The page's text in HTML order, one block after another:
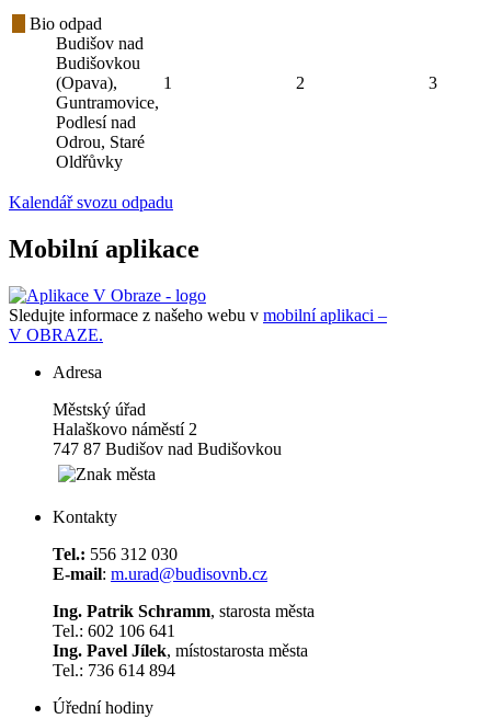
Bio odpad
Budišov nad
Budišovkou
(Opava),
Guntramovice,
Podlesí nad
Odrou, Staré
Oldřůvky
1 2 3
Kalendář svozu odpadu
Mobilní aplikace
Sledujte informace z našeho webu v mobilní aplikaci –
V OBRAZE.
Adresa
Městský úřad
Halaškovo náměstí 2
747 87 Budišov nad Budišovkou
Kontakty
Tel.: 556 312 030
E-mail: m.urad@budisovnb.cz
Ing. Patrik Schramm, starosta města
Tel.: 602 106 641
Ing. Pavel Jílek, místostarosta města
Tel.: 736 614 894
Úřední hodiny